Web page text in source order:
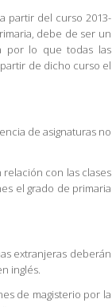
partir del curso 2013-
debe de ser un
por lo que todas las
de dicho curso el
de asignaturas no
con las clases
el grado de primaria
extranjeras deberán
inglés.
de magisterio por la